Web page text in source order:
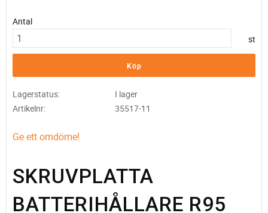
Antal
st
Köp
Lagerstatus
I lager
Artikelnr
35517-11
Ge ett omdöme!
SKRUVPLATTA
BATTERIHÅLLARE R95